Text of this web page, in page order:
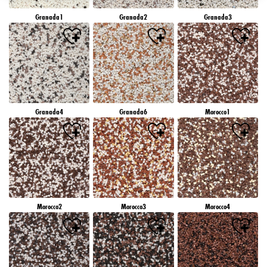
Granada1 Granada2 Granada3
Granada4 Granada6 Morocco1
Morocco2 Morocco3 Morocco4
záujmov), na tejto webovej lokalite a v iných médiách (tretích strán) prostredníctvom
zariadení, ktoré boli pridelené vám alebo vašej domácnosti, ako aj na meranie a
optimalizáciu úspešnosti reklamných kampaní..
Viac informácií o spracovaní vašich údajov nájdete v našom vyhlásení o ochrane
údajov, ktoré je uvedené v pätičke (časť "Cookies, pixely, odtlačky prstov a podobné
technológie"). Svoj súhlas môžete kedykoľvek odvolať s účinnosťou do budúcnosti
vypnutím súborov cookie na našej webovej stránke v časti "Nastavenia súborov cookie"
prepojenej v pätičke. Ďalšie informácie týkajúce sa súborov cookie používaných na tejto
webovej lokalite, najmä doby ich uchovávania, nájdete v podrobných informáciách o
jednotlivých súboroch cookie, ktoré sú k dispozícii po kliknutí na tlačidlo "upraviť"
nižšie".
Ak kliknete na "Upraviť", môžete nájsť viac informácií o spracovaní vašich
údajov/používaní súborov cookie a povoliť ich na jeden alebo viacero vyššie
uvedených účelov. Kliknutím na "Prijať všetko" súhlasíte s používaním súborov cookie,
ako aj so spracovaním vašich osobných údajov na všetky vyššie uvedené účely. Ak
kliknete na "Odmietnuť", budú sa používať len súbory cookie, ktoré sú technicky
nevyhnutné na poskytovanie tejto webovej stránky.